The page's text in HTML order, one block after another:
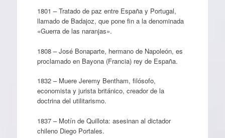
1801 – Tratado de paz entre España y Portugal,
llamado de Badajoz, que pone fin a la denominada
«Guerra de las naranjas».
1808 – José Bonaparte, hermano de Napoleón, es
proclamado en Bayona (Francia) rey de España.
1832 – Muere Jeremy Bentham, filósofo,
economista y jurista británico, creador de la
doctrina del utilitarismo.
1837 – Motín de Quillota: asesinan al dictador
chileno Diego Portales.